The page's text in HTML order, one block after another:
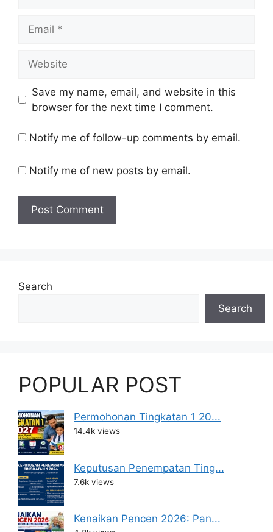
Save my name, email, and website in this
browser for the next time I comment.
Notify me of follow-up comments by email.
Notify me of new posts by email.
Search
Search
POPULAR POST
Permohonan Tingkatan 1 20...
14.4k views
Keputusan Penempatan Ting...
7.6k views
Kenaikan Pencen 2026: Pan...